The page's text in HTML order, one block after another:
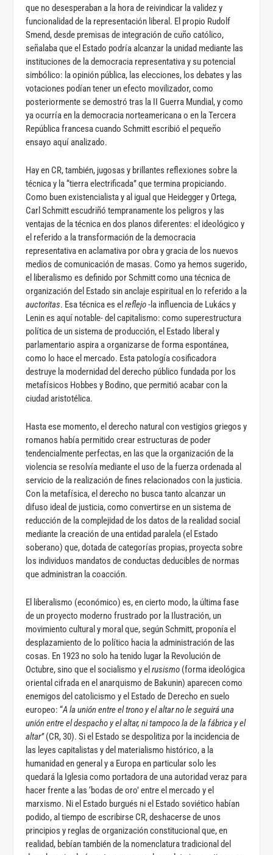
que no desesperaban a la hora de reivindicar la validez y
funcionalidad de la representación liberal. El propio Rudolf
Smend, desde premisas de integración de cuño católico,
señalaba que el Estado podría alcanzar la unidad mediante las
instituciones de la democracia representativa y su potencial
simbólico: la opinión pública, las elecciones, los debates y las
votaciones podían tener un efecto movilizador, como
posteriormente se demostró tras la II Guerra Mundial, y como
ya ocurría en la democracia norteamericana o en la Tercera
República francesa cuando Schmitt escribió el pequeño
ensayo aquí analizado.
Hay en CR, también, jugosas y brillantes reflexiones sobre la
técnica y la “tierra electrificada” que termina propiciando.
Como buen existencialista y al igual que Heidegger y Ortega,
Carl Schmitt escudriñó tempranamente los peligros y las
ventajas de la técnica en dos planos diferentes: el ideológico y
el referido a la transformación de la democracia
representativa en aclamativa por obra y gracia de los nuevos
medios de comunicación de masas. Como ya hemos sugerido,
el liberalismo es definido por Schmitt como una técnica de
organización del Estado sin anclaje espiritual en lo referido a la
auctoritas. Esa técnica es elreflejo-la influencia de Lukács y
Lenin es aquí notable- del capitalismo: como superestructura
política de un sistema de producción, el Estado liberal y
parlamentario aspira a organizarse de forma espontánea,
como lo hace el mercado. Esta patología cosificadora
destruye la modernidad del derecho público fundada por los
metafísicos Hobbes y Bodino, que permitió acabar con la
ciudad aristotélica.
Hasta ese momento, el derecho natural con vestigios griegos y
romanos había permitido crear estructuras de poder
tendencialmente perfectas, en las que la organización de la
violencia se resolvía mediante el uso de la fuerza ordenada al
servicio de la realización de fines relacionados con la justicia.
Con la metafísica, el derecho no busca tanto alcanzar un
difuso ideal de justicia, como convertirse en un sistema de
reducción de la complejidad de los datos de la realidad social
mediante la creación de una entidad paralela (el Estado
soberano) que, dotada de categorías propias, proyecta sobre
los individuos mandatos de conductas deducibles de normas
que administran la coacción.
El liberalismo (económico) es, en cierto modo, la última fase
de un proyecto moderno frustrado por la Ilustración, un
movimiento cultural y moral que, según Schmitt, proponía el
desplazamiento de lo político hacia la administración de las
cosas. En 1923 no solo ha tenido lugar la Revolución de
Octubre, sino que el socialismo y elrusismo (forma ideológica
oriental cifrada en el anarquismo de Bakunin) aparecen como
enemigos del catolicismo y el Estado de Derecho en suelo
europeo: “A la unión entre el trono y el altar no le seguirá una
unión entre el despacho y el altar, ni tampoco la de la fábrica y el
altar”(CR, 30). Si el Estado se despolitiza por la incidencia de
las leyes capitalistas y del materialismo histórico, a la
humanidad en general y a Europa en particular solo les
quedará la Iglesia como portadora de una autoridad veraz para
hacer frente a las ‘bodas de oro’ entre el mercado y el
marxismo. Ni el Estado burgués ni el Estado soviético habían
podido, al tiempo de escribirse CR, deshacerse de unos
principios y reglas de organización constitucional que, en
realidad, bebían también de la nomenclatura tradicional del